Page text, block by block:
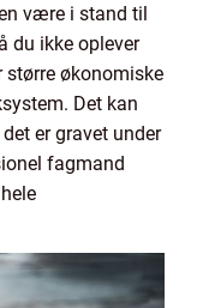
være i stand til
du ikke oplever
større økonomiske
Det kan
er gravet under
fagmand